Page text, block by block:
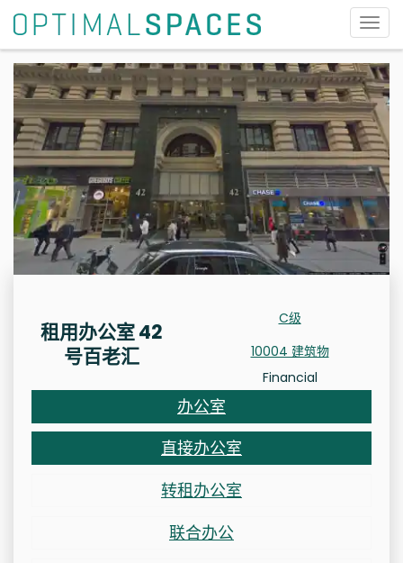
切
换
导
航
租用办公室 42
号百老汇
C级
10004 建筑物
Financial
办公室
直接办公室
转租办公室
联合办公